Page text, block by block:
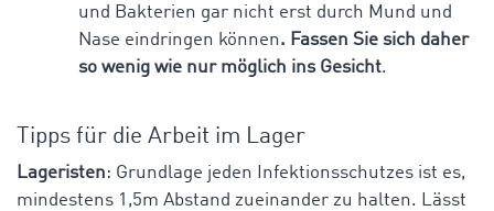
und Bakterien gar nicht erst durch Mund und
Nase eindringen können. Fassen Sie sich daher
so wenig wie nur möglich ins Gesicht.
Tipps für die Arbeit im Lager
Lageristen: Grundlage jeden Infektionsschutzes ist es,
mindestens 1,5m Abstand zueinander zu halten. Lässt